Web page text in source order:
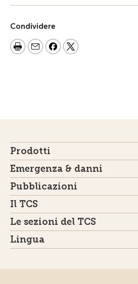
Condividere
Prodotti
Emergenza & danni
Pubblicazioni
Il TCS
Le sezioni del TCS
Lingua